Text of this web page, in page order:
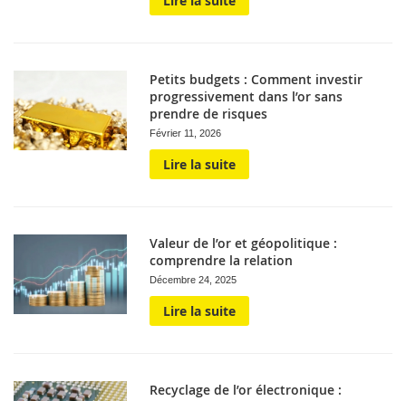
Petits budgets : Comment investir
progressivement dans l’or sans
prendre de risques
Février 11, 2026
Lire la suite
Valeur de l’or et géopolitique :
comprendre la relation
Décembre 24, 2025
Lire la suite
Recyclage de l’or électronique :